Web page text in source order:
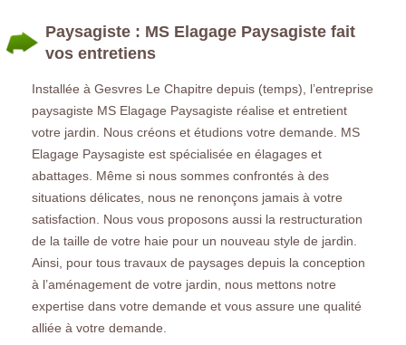
Paysagiste : MS Elagage Paysagiste fait
vos entretiens
Installée à Gesvres Le Chapitre depuis (temps), l’entreprise
paysagiste MS Elagage Paysagiste réalise et entretient
votre jardin. Nous créons et étudions votre demande. MS
Elagage Paysagiste est spécialisée en élagages et
abattages. Même si nous sommes confrontés à des
situations délicates, nous ne renonçons jamais à votre
satisfaction. Nous vous proposons aussi la restructuration
de la taille de votre haie pour un nouveau style de jardin.
Ainsi, pour tous travaux de paysages depuis la conception
à l’aménagement de votre jardin, nous mettons notre
expertise dans votre demande et vous assure une qualité
alliée à votre demande.